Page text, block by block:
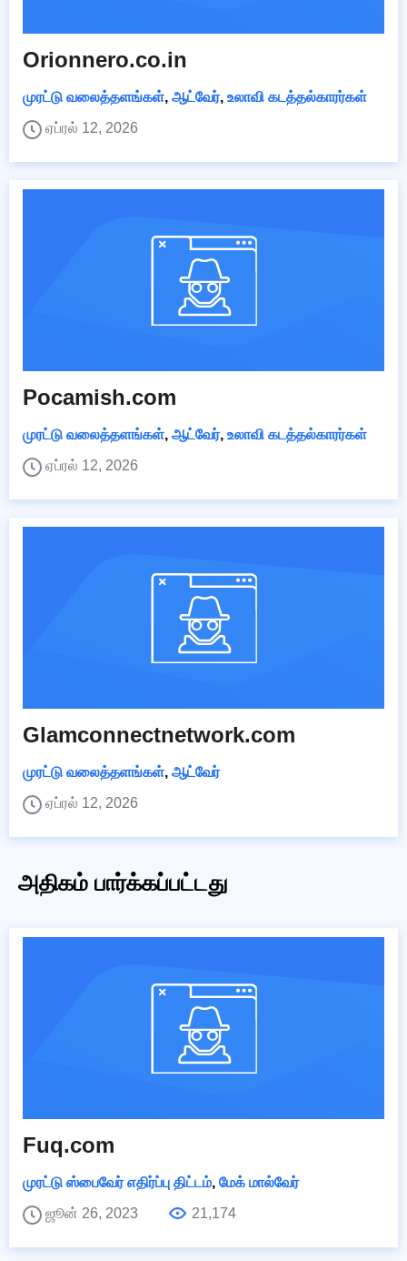
Orionnero.co.in
முரட்டு வலைத்தளங்கள், ஆட்வேர், உலாவி கடத்தல்காரர்கள்
ஏப்ரல் 12, 2026
Pocamish.com
முரட்டு வலைத்தளங்கள், ஆட்வேர், உலாவி கடத்தல்காரர்கள்
ஏப்ரல் 12, 2026
Glamconnectnetwork.com
முரட்டு வலைத்தளங்கள், ஆட்வேர்
ஏப்ரல் 12, 2026
அதிகம் பார்க்கப்பட்டது
Fuq.com
முரட்டு ஸ்பைவேர் எதிர்ப்பு திட்டம், மேக் மால்வேர்
ஜூன் 26, 2023
21,174